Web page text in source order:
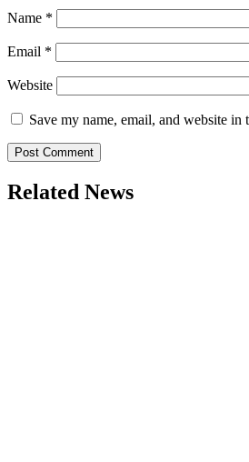
Name *
Email *
Website
Save my name, email, and website
Related News